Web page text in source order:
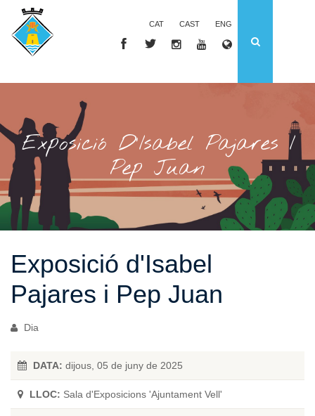
CAT CAST ENG
Exposició D'Isabel Pajares I
Pep Juan
Exposició d'Isabel
Pajares i Pep Juan
Dia
DATA: dijous, 05 de juny de 2025
LLOC: Sala d'Exposicions 'Ajuntament Vell'